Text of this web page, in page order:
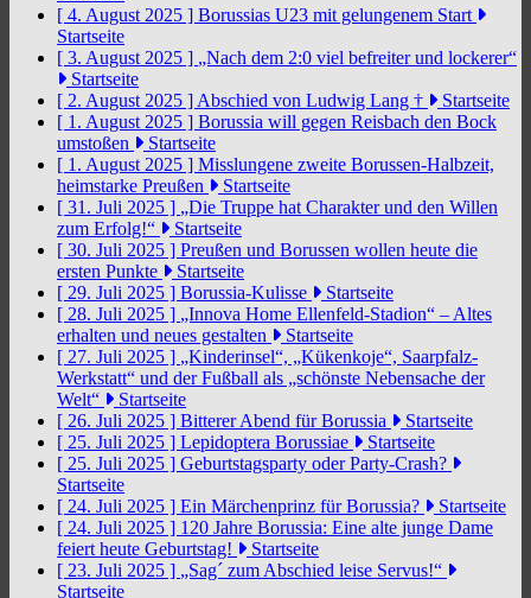
[ 4. August 2025 ] Borussias U23 mit gelungenem Start
Startseite
[ 3. August 2025 ] „Nach dem 2:0 viel befreiter und lockerer“
Startseite
[ 2. August 2025 ] Abschied von Ludwig Lang †
Startseite
[ 1. August 2025 ] Borussia will gegen Reisbach den Bock
umstoßen
Startseite
[ 1. August 2025 ] Misslungene zweite Borussen-Halbzeit,
heimstarke Preußen
Startseite
[ 31. Juli 2025 ] „Die Truppe hat Charakter und den Willen
zum Erfolg!“
Startseite
[ 30. Juli 2025 ] Preußen und Borussen wollen heute die
ersten Punkte
Startseite
[ 29. Juli 2025 ] Borussia-Kulisse
Startseite
[ 28. Juli 2025 ] „Innova Home Ellenfeld-Stadion“ – Altes
erhalten und neues gestalten
Startseite
[ 27. Juli 2025 ] „Kinderinsel“, „Kükenkoje“, Saarpfalz-
Werkstatt“ und der Fußball als „schönste Nebensache der
Welt“
Startseite
[ 26. Juli 2025 ] Bitterer Abend für Borussia
Startseite
[ 25. Juli 2025 ] Lepidoptera Borussiae
Startseite
[ 25. Juli 2025 ] Geburtstagsparty oder Party-Crash?
Startseite
[ 24. Juli 2025 ] Ein Märchenprinz für Borussia?
Startseite
[ 24. Juli 2025 ] 120 Jahre Borussia: Eine alte junge Dame
feiert heute Geburtstag!
Startseite
[ 23. Juli 2025 ] „Sag´ zum Abschied leise Servus!“
Startseite